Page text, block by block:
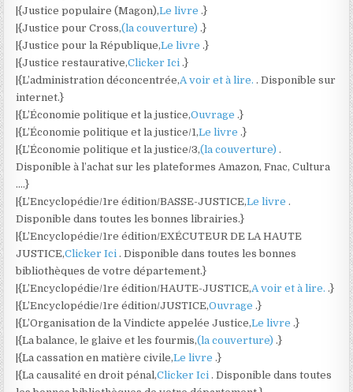
|{Justice populaire (Magon),Le livre .}
|{Justice pour Cross,(la couverture) .}
|{Justice pour la République,Le livre .}
|{Justice restaurative,Clicker Ici .}
|{L’administration déconcentrée,A voir et à lire. . Disponible sur
internet.}
|{L’Économie politique et la justice,Ouvrage .}
|{L’Économie politique et la justice/1,Le livre .}
|{L’Économie politique et la justice/3,(la couverture) .
Disponible à l’achat sur les plateformes Amazon, Fnac, Cultura
….}
|{L’Encyclopédie/1re édition/BASSE-JUSTICE,Le livre .
Disponible dans toutes les bonnes librairies.}
|{L’Encyclopédie/1re édition/EXÉCUTEUR DE LA HAUTE
JUSTICE,Clicker Ici . Disponible dans toutes les bonnes
bibliothèques de votre département.}
|{L’Encyclopédie/1re édition/HAUTE-JUSTICE,A voir et à lire. .}
|{L’Encyclopédie/1re édition/JUSTICE,Ouvrage .}
|{L’Organisation de la Vindicte appelée Justice,Le livre .}
|{La balance, le glaive et les fourmis,(la couverture) .}
|{La cassation en matière civile,Le livre .}
|{La causalité en droit pénal,Clicker Ici . Disponible dans toutes